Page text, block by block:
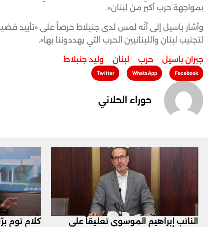
بمواجهة حرب أكبر من لبنان».
وأشار باسيل إلى أنّه لمس لدى جنبلاط حرصاً على «تأييد
لتجنيب لبنان واللبنانيين الحرب التي يهددوننا بها».
جبران باسيل حرب لبنان وليد جنبلاط
Facebook
WhatsApp
Twitter
حوراء الحلاني
النائب إبراهيم الموسوي تعليقاً على
كلام توم